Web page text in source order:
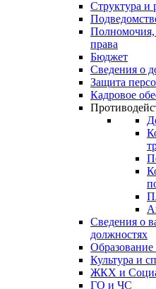
Структура и
Полномочия,
права
Бюджет
Сведения о
Защита
Кадровое
Сведения о
должностях
Культура и
ЖКХ и
ГО и ЧС